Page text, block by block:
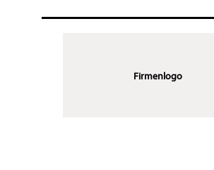
Firmenlogo